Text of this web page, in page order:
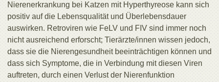
Nierenerkrankung bei Katzen mit Hyperthyreose kann sich
positiv auf die Lebensqualität und Überlebensdauer
auswirken. Retroviren wie FeLV und FIV sind immer noch
nicht ausreichend erforscht; Tierärzte/innen wissen jedoch,
dass sie die Nierengesundheit beeinträchtigen können und
dass sich Symptome, die in Verbindung mit diesen Viren
auftreten, durch einen Verlust der Nierenfunktion